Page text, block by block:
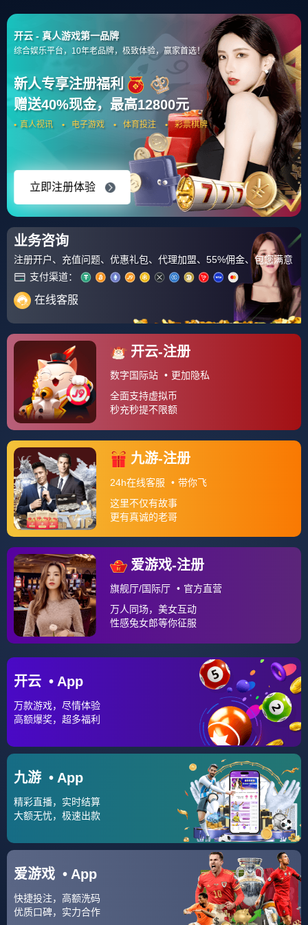
开云体育在线-法国击败德国，展现强大实力
葡萄牙VS威尔士
C罗与贝尔之间的皇马内战，此战C罗需要进球打破普
拉蒂尼的纪录，而贝尔需要进球来追赶格列兹曼，对于威尔
士来说，中场核心拉姆塞的停赛是一个重大的打击，而葡萄
牙一场未胜都挺进了半决赛，不得不说是现代攻势足球的耻
辱。
预计：90分钟内打平
法国VS德国
最后看点的一场较量，历史上德国是为法国的克星，但
德尚的球队主场作战，具备一定的优势。德国队一方伤兵满
营，戈麦斯、赫迪拉、小猪都因伤缺战，胡梅尔斯累积黄牌
停赛，这给了法国人绝佳的机会打破宿命。
预计：法国胜德国
相关推荐